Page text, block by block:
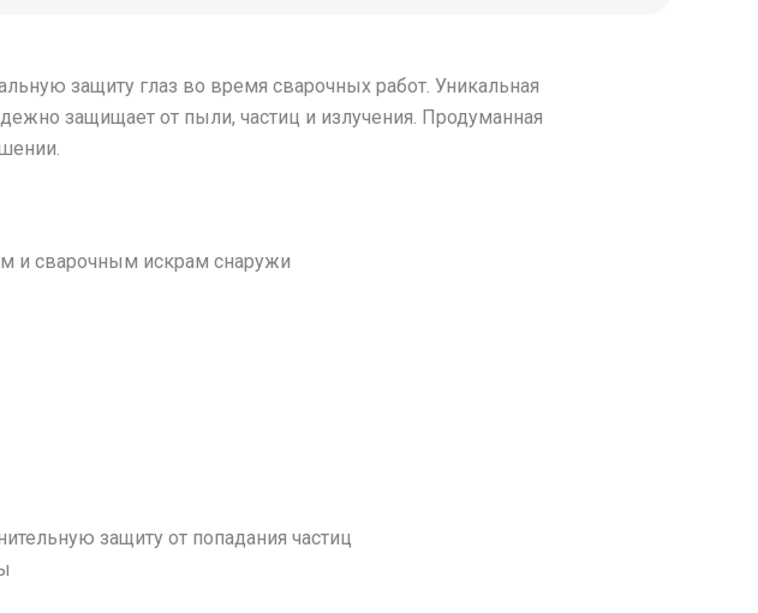
защиту глаз во время сварочных работ. Уникальная
защищает от пыли, частиц и излучения. Продуманная
и сварочным искрам снаружи
защиту от попадания частиц